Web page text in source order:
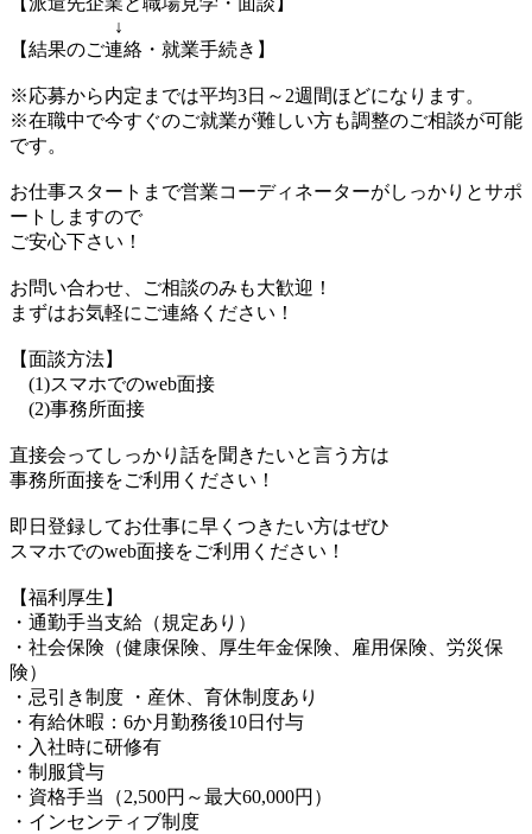
↓
【結果のご連絡・就業手続き】
※応募から内定までは平均3日～2週間ほどになります。
※在職中で今すぐのご就業が難しい方も調整のご相談が可能
です。
お仕事スタートまで営業コーディネーターがしっかりとサポ
ートしますので
ご安心下さい！
お問い合わせ、ご相談のみも大歓迎！
まずはお気軽にご連絡ください！
【面談方法】
(1)スマホでのweb面接
(2)事務所面接
直接会ってしっかり話を聞きたいと言う方は
事務所面接をご利用ください！
即日登録してお仕事に早くつきたい方はぜひ
スマホでのweb面接をご利用ください！
【福利厚生】
・通勤手当支給（規定あり）
・社会保険（健康保険、厚生年金保険、雇用保険、労災保
険）
・忌引き制度 ・産休、育休制度あり
・有給休暇：6か月勤務後10日付与
・入社時に研修有
・制服貸与
・資格手当（2,500円～最大60,000円）
・インセンティブ制度